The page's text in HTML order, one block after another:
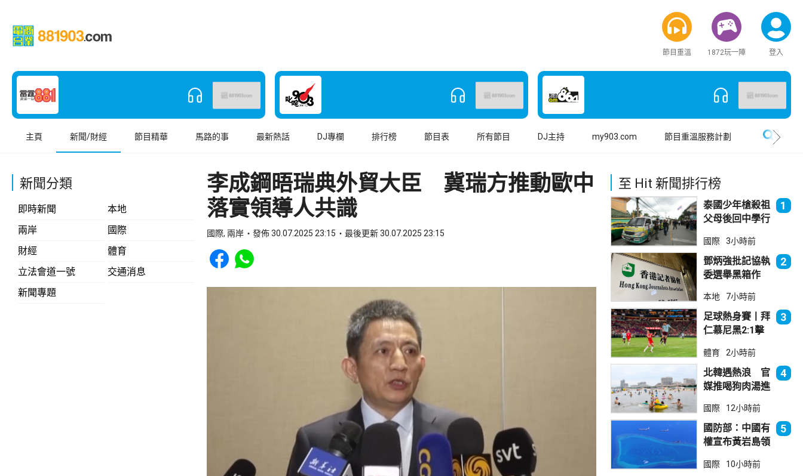
節目重溫 1872玩一陣 登入
主頁 新聞/財經 節目精華 馬路的事 最新熱話 DJ專欄 排行榜 節目表 所有節目 DJ主持 my903.com 節目重溫服務計劃
新聞分類
即時新聞
本地
兩岸
國際
財經
體育
立法會道一號
交通消息
新聞專題
李成鋼晤瑞典外貿大臣 冀瑞方推動歐中
落實領導人共識
國際, 兩岸 發佈 30.07.2025 23:15 最後更新 30.07.2025 23:15
Share to Facebook
Share to WhatsApp
至 Hit 新聞排行榜
泰國少年槍殺祖
父母後回中學行
死23傷
1
國際 3小時前
鄧炳強批記協執
委選舉黑箱作
國安一定「釘死
你」
2
本地 7小時前
足球熱身賽丨拜
仁慕尼黑2:1擊
3
體育 2小時前
北韓遇熱浪 官
媒推喝狗肉湯進
4
國際 12小時前
國防部：中國有
權宣布黃岩島領
犯主權
5
國際 10小時前